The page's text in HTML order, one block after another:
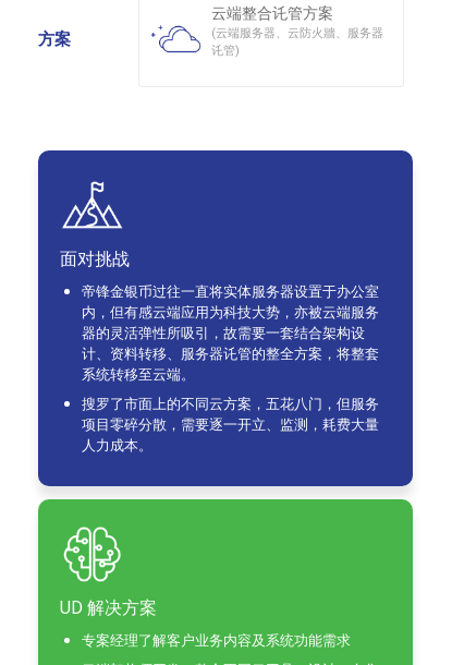
方案
云端整合讬管方案
(云端服务器、云防火牆、服务器
讬管)
面对挑战
帝锋金银币过往一直将实体服务器设置于办公室
内，但有感云端应用为科技大势，亦被云端服务
器的灵活弹性所吸引，故需要一套结合架构设
计、资料转移、服务器讬管的整全方案，将整套
系统转移至云端。
搜罗了市面上的不同云方案，五花八门，但服务
项目零碎分散，需要逐一开立、监测，耗费大量
人力成本。
UD 解决方案
专案经理了解客户业务内容及系统功能需求